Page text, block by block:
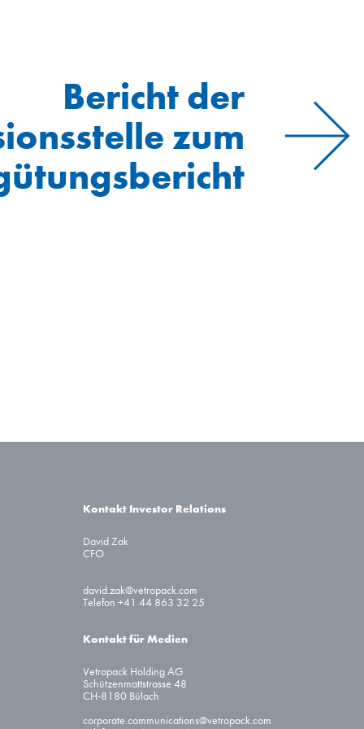
Bericht der
zum
Kontakt Investor Relations
David Zak
CFO
david.zak@vetropack.com
Telefon +41 44 863 32 25
Kontakt für Medien
Vetropack Holding AG
Schützenmattstrasse 48
CH-8180 Bülach
corporate.communications@vetropack.com